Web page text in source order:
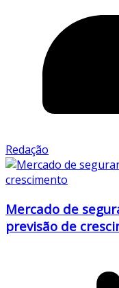
Redação
Mercado de
previsão de